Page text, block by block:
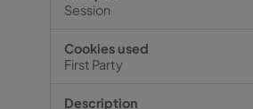
Session
First Party